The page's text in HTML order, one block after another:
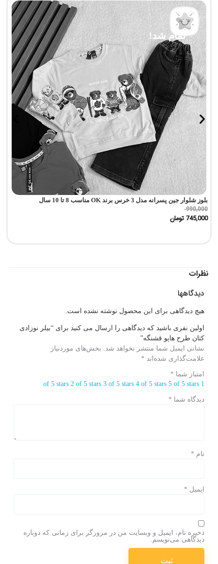
تمام شد!
بلوز شلوار جین پسرانه مدل 3 خرس برند OK مناسب 8 تا 10 سال
990,000
745,000تومان
نظرات
دیدگاهها
هیچ دیدگاهی برای این محصول نوشته نشده است.
اولین نفری باشید که دیدگاهی را ارسال می کنید برای “بیلر نوزادی
کتان طرح هاپو قشنگه”
نشانی ایمیل شما منتشر نخواهد شد. بخش‌های موردنیاز
علامت‌گذاری شده‌اند *
امتیاز شما *
1 of 5 stars
2 of 5 stars 3 of 5 stars 4 of 5 stars 5 of 5 stars
دیدگاه شما *
نام *
ایمیل *
ذخیره نام، ایمیل و وبسایت من در مرورگر برای زمانی که دوباره
دیدگاهی می‌نویسم.